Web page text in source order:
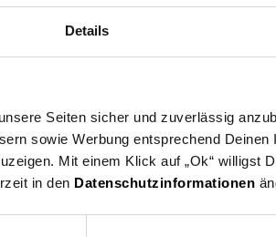
Details
Seiten sicher und zuverlässig
sowie Werbung entsprechend Deinen
Mit einem Klick auf „Ok“ willigst
in den Datenschutzinformationen